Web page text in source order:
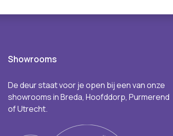
Showrooms
De deur staat voor je open bij een van onze
showrooms in Breda, Hoofddorp, Purmerend
of Utrecht.